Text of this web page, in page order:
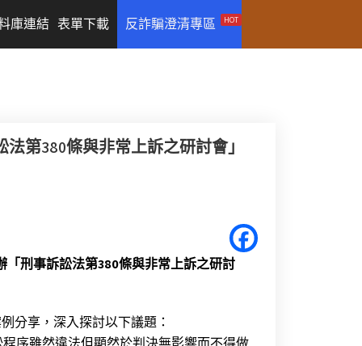
庫連結 表單下載 反詐騙澄清專區 HOT
第380條與非常上訴之研討會」
「刑事訴訟法第380條與非常上訴之研討
分享，深入探討以下議題：